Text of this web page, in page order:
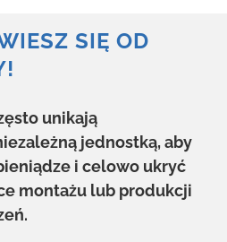
SIĘ OD
unikają
jednostką, aby
i celowo ukryć
montażu lub produkcji